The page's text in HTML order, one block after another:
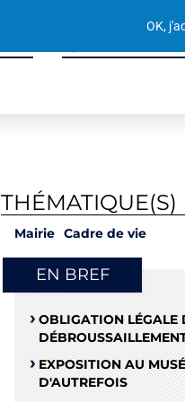
OK,
Sport, Culture
THÉMATIQUE(S)
Mairie Cadre de vie
EN BREF
OBLIGATION LÉGALE
EXPOSITION AU
D'AUTREFOIS